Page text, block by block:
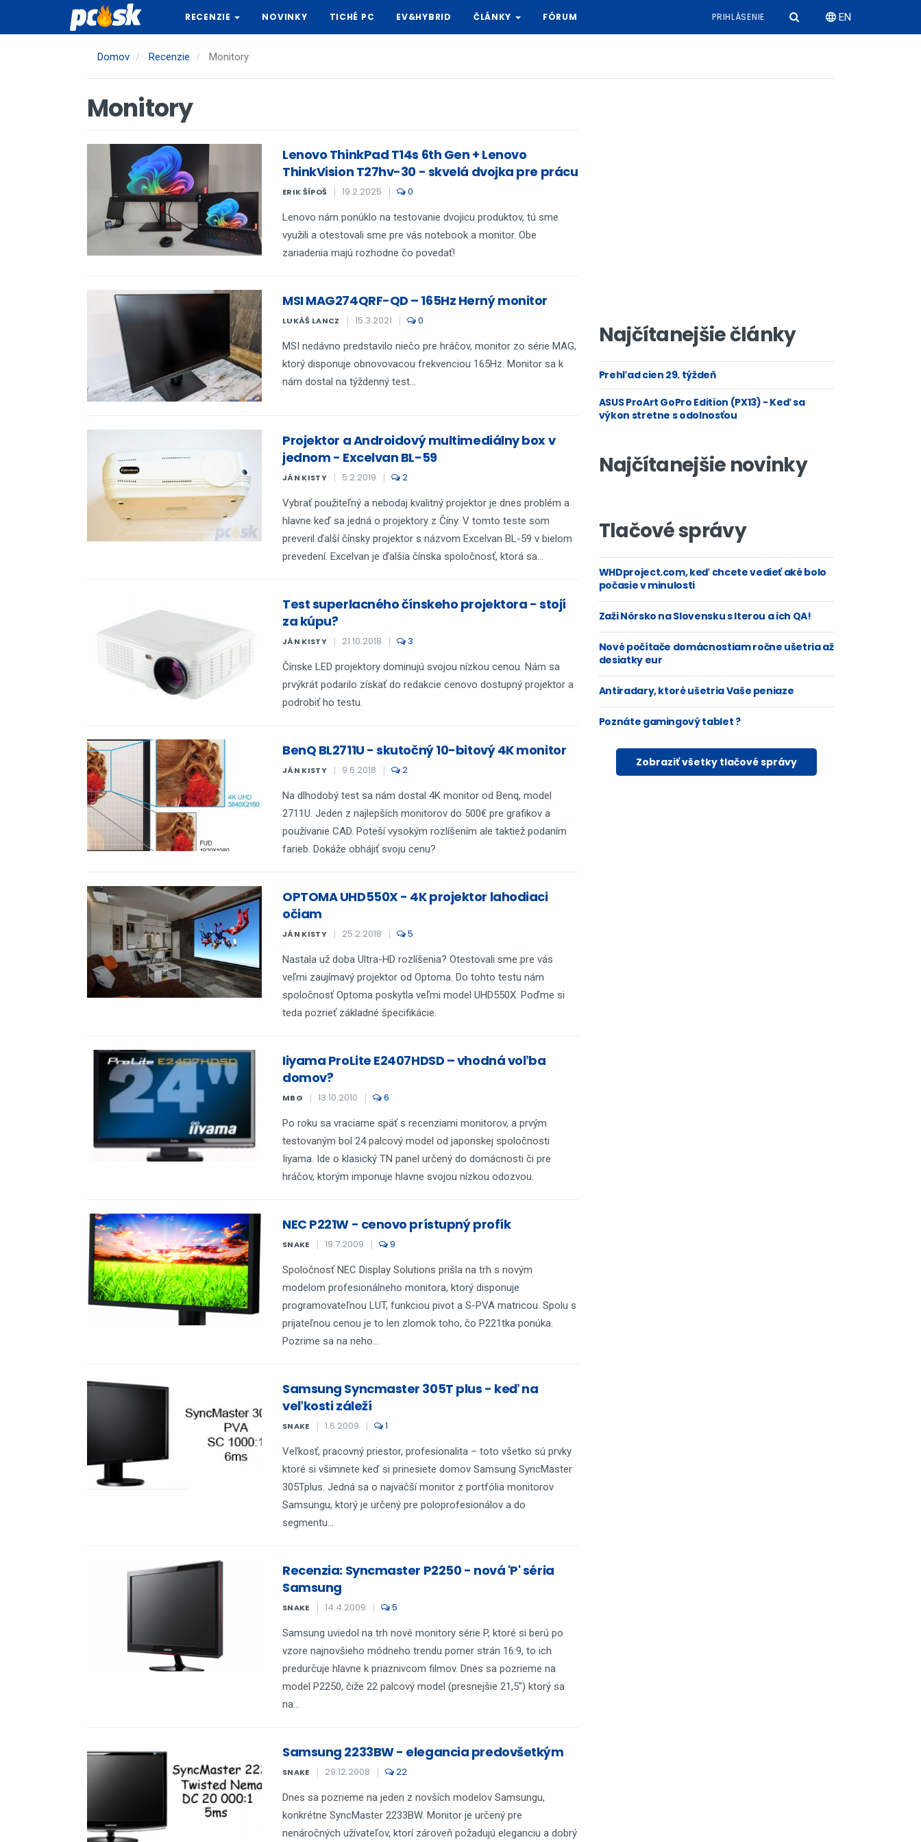
hlavný
RECENZIE NOVINKY TICHÉ PC EV&HYBRID ČLÁNKY FÓRUM PRIHLÁSENIE EN
Domov Recenzie Monitory
Monitory
Lenovo ThinkPad T14s 6th Gen + Lenovo
ThinkVision T27hv-30 - skvelá dvojka pre prácu
ERIK ŠÍPOŠ 19.2.2025 0
Lenovo nám ponúklo na testovanie dvojicu produktov, tú sme
využili a otestovali sme pre vás notebook a monitor. Obe
zariadenia majú rozhodne čo povedať!
MSI MAG274QRF-QD – 165Hz Herný monitor
LUKÁŠ LANCZ 15.3.2021 0
MSI nedávno predstavilo niečo pre hráčov, monitor zo série MAG,
ktorý disponuje obnovovacou frekvenciou 165Hz. Monitor sa k
nám dostal na týždenný test...
Projektor a Androidový multimediálny box v
jednom - Excelvan BL-59
JÁN KISTY 5.2.2019 2
Vybrať použiteľný a nebodaj kvalitný projektor je dnes problém a
hlavne keď sa jedná o projektory z Číny. V tomto teste som
preveril ďalší čínsky projektor s názvom Excelvan BL-59 v bielom
prevedení. Excelvan je ďalšia čínska spoločnosť, ktorá sa...
Test superlacného čínskeho projektora - stojí
za kúpu?
JÁN KISTY 21.10.2018 3
Čínske LED projektory dominujú svojou nízkou cenou. Nám sa
prvýkrát podarilo získať do redakcie cenovo dostupný projektor a
podrobiť ho testu.
BenQ BL2711U - skutočný 10-bitový 4K monitor
JÁN KISTY 9.6.2018 2
Na dlhodobý test sa nám dostal 4K monitor od Benq, model
2711U. Jeden z najlepších monitorov do 500€ pre grafikov a
používanie CAD. Poteší vysokým rozlíšením ale taktiež podaním
farieb. Dokáže obhájiť svoju cenu?
OPTOMA UHD550X - 4K projektor lahodiaci
očiam
JÁN KISTY 25.2.2018 5
Nastala už doba Ultra-HD rozlíšenia? Otestovali sme pre vás
veľmi zaujímavý projektor od Optoma. Do tohto testu nám
spoločnosť Optoma poskytla veľmi model UHD550X. Poďme si
teda pozrieť základné špecifikácie.
Iiyama ProLite E2407HDSD – vhodná voľba
domov?
MBG 13.10.2010 6
Po roku sa vraciame späť s recenziami monitorov, a prvým
testovaným bol 24 palcový model od japonskej spoločnosti
Iiyama. Ide o klasický TN panel určený do domácnosti či pre
hráčov, ktorým imponuje hlavne svojou nízkou odozvou.
NEC P221W - cenovo prístupný profík
SNAKE 19.7.2009 9
Spoločnosť NEC Display Solutions prišla na trh s novým
modelom profesionálneho monitora, ktorý disponuje
programovateľnou LUT, funkciou pivot a S-PVA matricou. Spolu s
prijateľnou cenou je to len zlomok toho, čo P221tka ponúka.
Pozrime sa na neho...
Samsung Syncmaster 305T plus - keď na
veľkosti záleží
SNAKE 1.6.2009 1
Veľkosť, pracovný priestor, profesionalita – toto všetko sú prvky
ktoré si všimnete keď si prinesiete domov Samsung SyncMaster
305Tplus. Jedná sa o najväčší monitor z portfólia monitorov
Samsungu, ktorý je určený pre poloprofesionálov a do
segmentu...
Recenzia: Syncmaster P2250 - nová 'P' séria
Samsung
SNAKE 14.4.2009 5
Samsung uviedol na trh nové monitory série P, ktoré si berú po
vzore najnovšieho módneho trendu pomer strán 16:9, to ich
predurčuje hlavne k priaznivcom filmov. Dnes sa pozrieme na
model P2250, čiže 22 palcový model (presnejšie 21,5") ktorý sa
na...
Samsung 2233BW - elegancia predovšetkým
SNAKE 29.12.2008 22
Dnes sa pozrieme na jeden z novších modelov Samsungu,
konkrétne SyncMaster 2233BW. Monitor je určený pre
nenáročných užívateľov, ktorí zároveň požadujú eleganciu a dobrý
Najčítanejšie články
Prehľad cien 29. týždeň
ASUS ProArt GoPro Edition (PX13) - Keď sa
výkon stretne s odolnosťou
Najčítanejšie novinky
Tlačové správy
WHDproject.com, keď chcete vedieť aké bolo
počasie v minulosti
Zaži Nórsko na Slovensku s Iterou a ich QA!
Nové počítače domácnostiam ročne ušetria až
desiatky eur
Antiradary, ktoré ušetria Vaše peniaze
Poznáte gamingový tablet ?
Zobraziť všetky tlačové správy